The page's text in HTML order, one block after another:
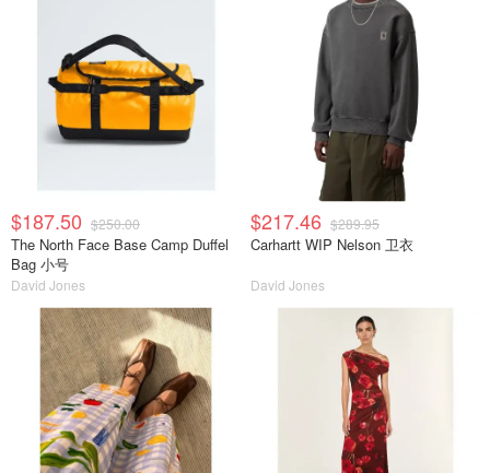
$187.50 $250.00
The North Face Base Camp Duffel
Bag 小号
David Jones
$217.46 $289.95
Carhartt WIP Nelson 卫衣
David Jones